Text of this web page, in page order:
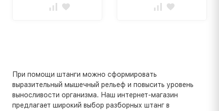
При помощи штанги можно сформировать
выразительный мышечный рельеф и повысить уровень
выносливости организма. Наш интернет-магазин
предлагает широкий выбор разборных штанг в